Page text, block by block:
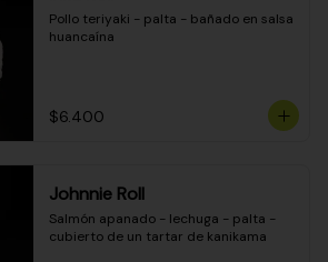
Pollo teriyaki - palta - bañado en salsa
huancaína
$6.400
Johnnie Roll
Salmón apanado - lechuga - palta -
cubierto de un tartar de kanikama